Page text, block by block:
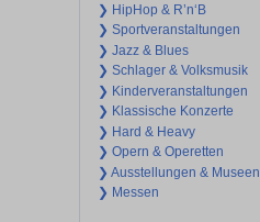
❯ HipHop & R’n‘B
❯ Sportveranstaltungen
❯ Jazz & Blues
❯ Schlager & Volksmusik
❯ Kinderveranstaltungen
❯ Klassische Konzerte
❯ Hard & Heavy
❯ Opern & Operetten
❯ Ausstellungen & Museen
❯ Messen